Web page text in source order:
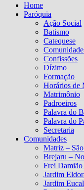
Home
Paróquia
Ação Social
Batismo
Catequese
Confissões
Dízimo
Formação
Horários de
Matrimônio
Padroeiros
Palavra do
Palavra do
Secretaria
Comunidades
Matriz – São
Brejaru –
Frei Damião
Jardim
Jardim